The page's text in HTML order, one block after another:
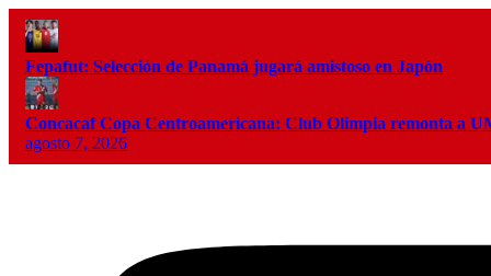
Fepafut: Selección de Panamá jugará amistoso en Japón
Concacaf Copa Centroamericana: Club Olimpia remonta a
agosto 7, 2026